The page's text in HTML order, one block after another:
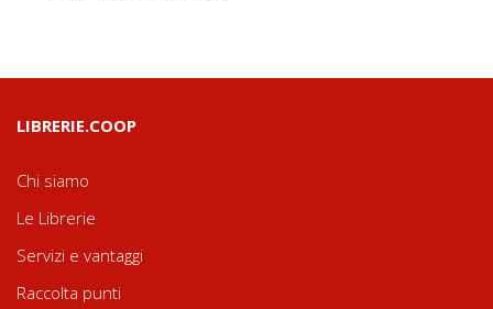
LIBRERIE.COOP
Chi siamo
Le Librerie
Servizi e vantaggi
Raccolta punti